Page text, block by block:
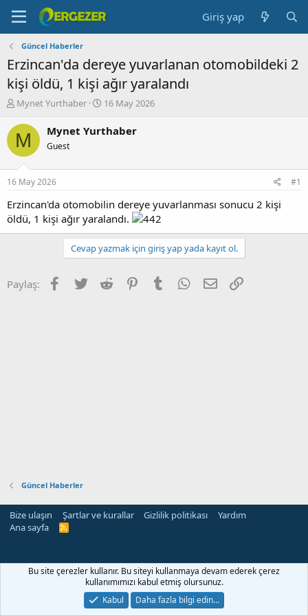
Giriş yap
Güncel Haberler
Erzincan'da dereye yuvarlanan otomobildeki 2
kişi öldü, 1 kişi ağır yaralandı
K
n
b
u
u
b
a
l
Mynet Yurthaber
B
ş
ç
t
a
r
i
16 May 2026
M Mynet Yurthaber
Guest
16 May 2026 #1
Erzincan'da otomobilin dereye yuvarlanması sonucu 2 kişi
öldü, 1 kişi ağır yaralandı.
Cevap yazmak için giriş yap yada kayıt ol.
Paylaş: Facebook
Twitter Reddit PinterestTumblr WhatsApp
E-posta
Güncel Haberler
Bize ulaşın Şartlar ve kurallar Gizlilik politikası
Yardım
Ana sayfa
R
Bu site çerezler kullanır. Bu siteyi kullanmaya devam ederek çerez
kullanımımızı kabul etmiş olursunuz.
Kabul
Daha fazla bilgi edin…